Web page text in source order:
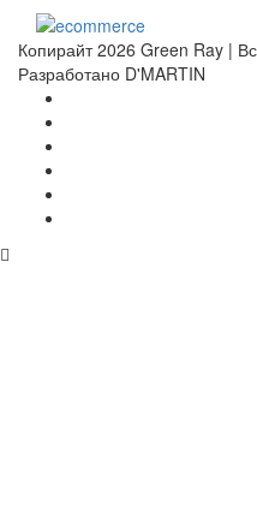
Копирайт 2026 Green Ray |
Разработано D'MARTIN